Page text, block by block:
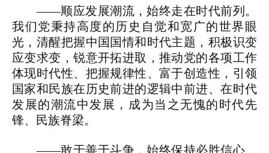
——顺应发展潮流，始终走在时代前列。
我们党秉持高度的历史自觉和宽广的世界眼
光，清醒把握中国国情和时代主题，积极识变
应变求变，锐意开拓进取，推动党的各项工作
体现时代性、把握规律性、富于创造性，引领
国家和民族在历史前进的逻辑中前进、在时代
发展的潮流中发展，成为当之无愧的时代先
锋、民族脊梁。
——敢于善于斗争，始终保持必胜信心。